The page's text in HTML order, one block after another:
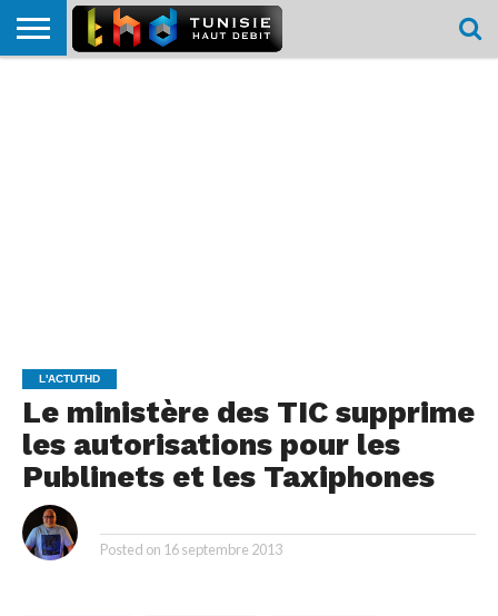
L'ACTUTHD
Le ministère des TIC supprime
les autorisations pour les
Publinets et les Taxiphones
Posted on 16 septembre 2013